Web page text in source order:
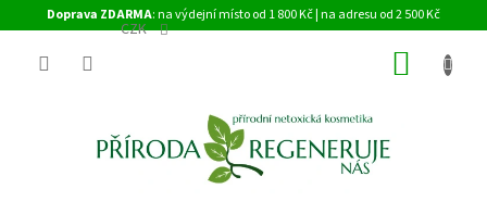
na
Doprava ZDARMA: na výdejní místo od 1 800 Kč | na adresu od 2 500 Kč
CZK